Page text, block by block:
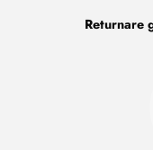
Returnare